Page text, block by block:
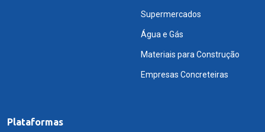
Supermercados
Água e Gás
Materiais para Construção
Empresas Concreteiras
Plataformas